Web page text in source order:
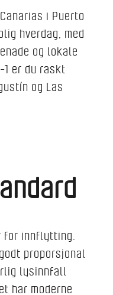
i Puerto
hverdag, med
og lokale
1 er du raskt
og Las
for innflytting.
proporsjonal
lysinnfall
har moderne